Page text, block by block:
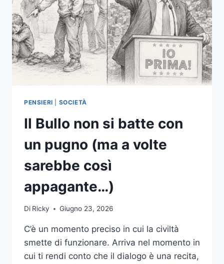
PENSIERI SOCIETÀ
Il Bullo non si batte con
un pugno (ma a volte
sarebbe così
appagante…)
Di Ricky Giugno 23, 2026
C’è un momento preciso in cui la civiltà
smette di funzionare. Arriva nel momento in
cui ti rendi conto che il dialogo è una recita,